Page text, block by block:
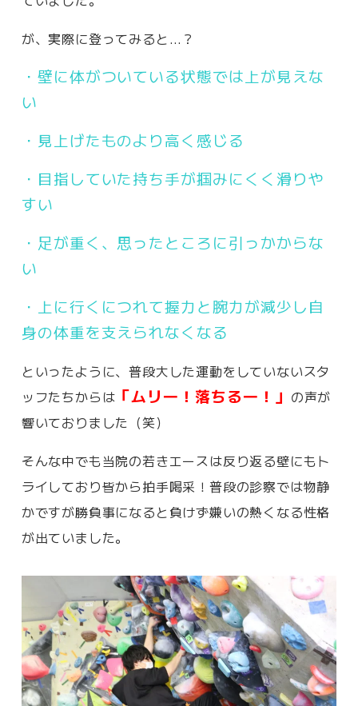
が、実際に登ってみると…？
・壁に体がついている状態では上が見えな
い
・見上げたものより高く感じる
・目指していた持ち手が掴みにくく滑りや
すい
・足が重く、思ったところに引っかからな
い
・上に行くにつれて握力と腕力が減少し自
身の体重を支えられなくなる
といったように、普段大した運動をしていないスタ
ッフたちからは 「ムリ―！落ちる―！」 の声が
響いておりました（笑）
そんな中でも当院の若きエースは反り返る壁にもト
ライしており皆から拍手喝采！普段の診察では物静
かですが勝負事になると負けず嫌いの熱くなる性格
が出ていました。